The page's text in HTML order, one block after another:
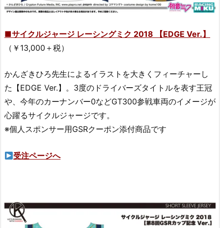
■サイクルジャージ レーシングミク 2018 【EDGE Ver.】
（￥13,000＋税）
かんざきひろ先生によるイラストを大きくフィーチャーし
た【EDGE Ver.】。3度のドライバーズタイトルを表す王冠
や、今年のカーナンバー0などGT300参戦車両のイメージが
心躍るサイクルジャージです。
※個人スポンサー用GSRクーポン添付商品です
受注ページへ